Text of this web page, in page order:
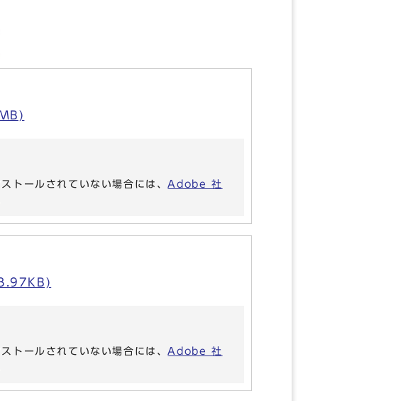
トールされていない場合には、Adobe 社
トールされていない場合には、Adobe 社